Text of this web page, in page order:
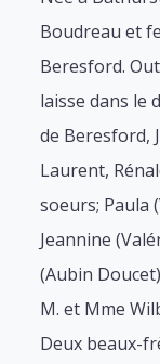
Boudreau et
Beresford.
laisse dans le
de Beresford,
Laurent,
soeurs; Paula
Jeannine
(Aubin
M. et Mme
Deux beaux-